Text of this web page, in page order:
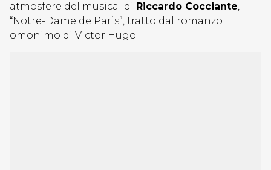
atmosfere del musical di Riccardo Cocciante,
“Notre-Dame de Paris”, tratto dal romanzo
omonimo di Victor Hugo.